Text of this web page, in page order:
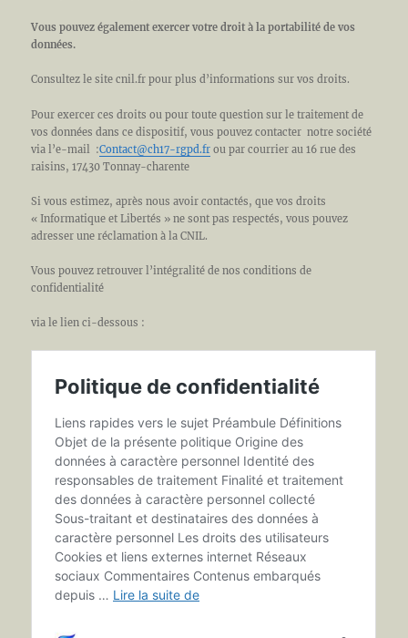
Vous pouvez également exercer votre droit à la portabilité de vos
données.
Consultez le site cnil.fr pour plus d’informations sur vos droits.
Pour exercer ces droits ou pour toute question sur le traitement de
vos données dans ce dispositif, vous pouvez contacter notre société
via l’e-mail :Contact@ch17-rgpd.fr ou par courrier au 16 rue des
raisins, 17430 Tonnay-charente
Si vous estimez, après nous avoir contactés, que vos droits
« Informatique et Libertés » ne sont pas respectés, vous pouvez
adresser une réclamation à la CNIL.
Vous pouvez retrouver l’intégralité de nos conditions de
confidentialité
via le lien ci-dessous :